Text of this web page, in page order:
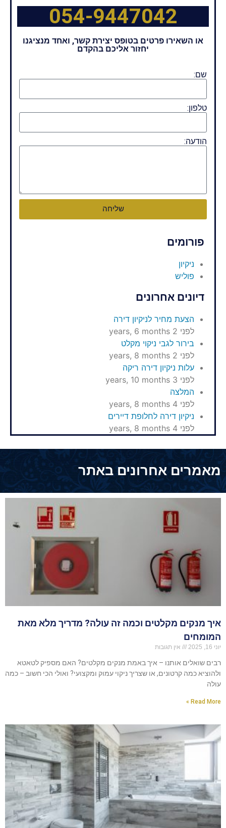
054-9447042
או השאירו פרטים בטופס יצירת קשר, ואחד מנציגנו
יחזור אליכם בהקדם
שם:
טלפון:
הודעה:
שליחה
פורומים
ניקיון
פוליש
דיונים אחרונים
הצעת מחיר לניקיון דירה
לפני 2 years, 6 months
בירור לגבי ניקוי מקלט
לפני 2 years, 8 months
עלות ניקיון דירה ריקה
לפני 3 years, 10 months
המלצה
לפני 4 years, 8 months
ניקיון דירה לחלופת דיירים
לפני 4 years, 8 months
מאמרים אחרונים באתר
איך מנקים מקלטים וכמה זה עולה? מדריך מלא מאת
המומחים
יוני 16, 2025 אין תגובות
רבים שואלים אותנו – איך באמת מנקים מקלטים? האם מספיק לטאטא
ולהוציא כמה קרטונים, או שצריך ניקוי עמוק ומקצועי? ואולי הכי חשוב – כמה
עולה
Read More »